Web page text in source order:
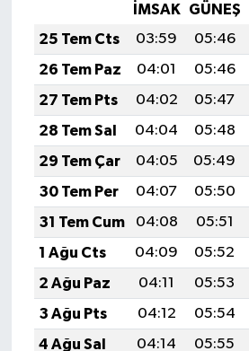
İMSAK GÜNEŞ
25 Tem Cts
03:59 05:46
26 Tem Paz
04:01 05:46
27 Tem Pts
04:02 05:47
28 Tem Sal
04:04 05:48
29 Tem Çar
04:05 05:49
30 Tem Per
04:07 05:50
31 Tem Cum
04:08 05:51
1 Ağu Cts
04:09 05:52
2 Ağu Paz
04:11 05:53
3 Ağu Pts
04:12 05:54
4 Ağu Sal
04:14 05:55